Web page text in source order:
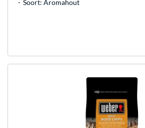
Soort: Aromahout